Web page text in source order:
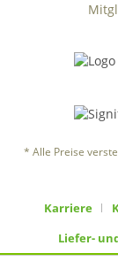
* Alle Preise
Karriere
Liefer-